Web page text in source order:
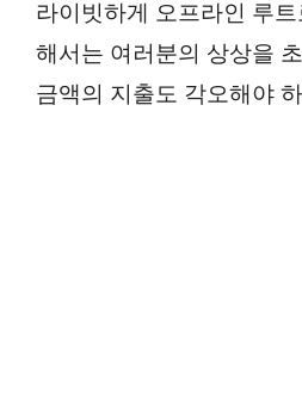
라이빗하게 오프라인 루
해서는 여러분의 상상을
금액의 지출도 각오해야